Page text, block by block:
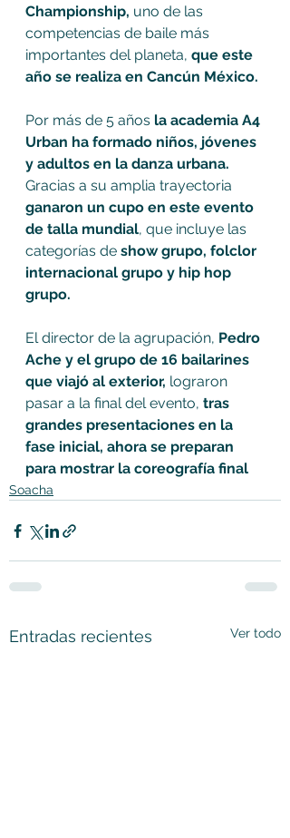
Championship, uno de las
competencias de baile más
importantes del planeta, que este
año se realiza en Cancún México.
Por más de 5 años la academia A4
Urban ha formado niños, jóvenes
y adultos en la danza urbana.
Gracias a su amplia trayectoria
ganaron un cupo en este evento
de talla mundial, que incluye las
categorías de show grupo, folclor
internacional grupo y hip hop
grupo.
El director de la agrupación, Pedro
Ache y el grupo de 16 bailarines
que viajó al exterior, lograron
pasar a la final del evento, tras
grandes presentaciones en la
fase inicial, ahora se preparan
para mostrar la coreografía final
Soacha
Entradas recientes Ver todo